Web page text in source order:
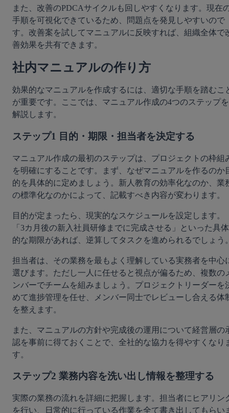
また、改善のPDCAサイクルも回しやすくなります。現在
手順を可視化できているため、問題点を発見しやすいので
す。改善案を試してマニュアルに反映すれば、組織全体で
善効果を共有できます。
社内マニュアルの作り方
効果的なマニュアルを作成するには、適切な手順を踏むこ
が重要です。ここでは、マニュアル作成の4つのステップを
解説します。
ステップ1 目的・期限・担当者を決定する
マニュアル作成の最初のステップは、プロジェクトの枠組
を明確にすることです。まず、なぜマニュアルを作るのか
的を具体的に定めましょう。新人教育の効率化なのか、業
の標準化なのかによって、記載すべき内容が変わります。
目的が定まったら、現実的なスケジュールを設定します。
「3カ月後の新入社員研修までに完成させる」といった具体
的な期限があれば、逆算してタスクを進められるでしょう
担当者は、その業務を最もよく理解している実務者を中心
選びます。ただし一人に任せると視点が偏るため、複数の
ンバーでチームを組みましょう。プロジェクトリーダーを
めて進捗管理を任せ、メンバー同士でレビューし合える体
を整えます。
また、マニュアルの方針や完成後の運用について経営層の
認を事前に得ておくことで、全社的な協力を得やすくなり
す。
ステップ2 業務内容を洗い出し情報を整理する
実際の業務の流れを詳細に把握します。担当者にヒアリン
を行い、日常的に行っている作業を全て書き出してもらい